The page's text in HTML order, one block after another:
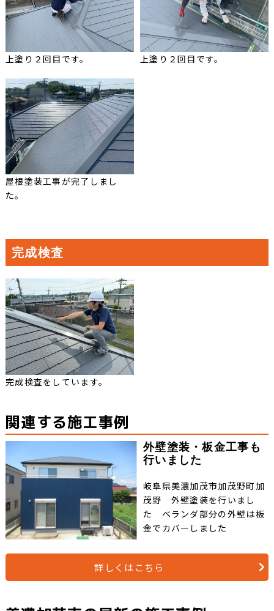
上塗り２回目です。 上塗り２回目です。
屋根塗装工事が完了しまし
た。
完成検査
完成検査をしています。
関連する施工事例
外壁塗装・板金工事も
行いました
岐阜県美濃加茂市加茂野町加
茂野 外壁塗装を行いまし
た ベランダ部分の外壁は板
金でカバーしました
詳しくはこちら